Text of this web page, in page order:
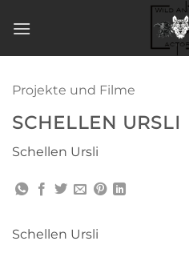
Inhalt
Projekte und Filme
SCHELLEN URSLI
Schellen Ursli
Schellen Ursli